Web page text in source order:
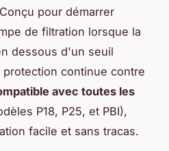
pour démarrer
de filtration lorsque la
dessous d'un seuil
continue contre
avec toutes les
P18, P25, et PBI),
facile et sans tracas.